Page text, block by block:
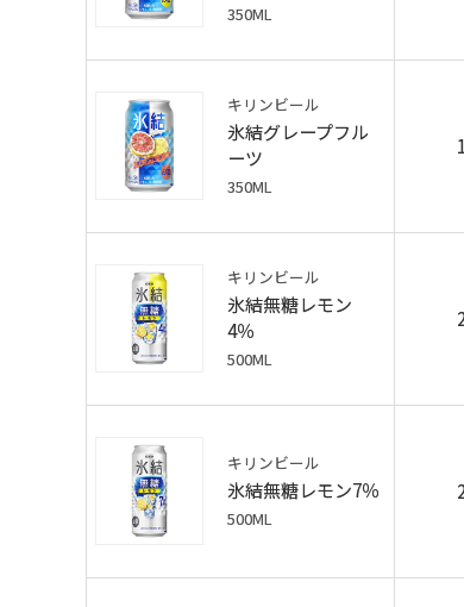
350ML
キリンビール
氷結グレープフル
ーツ
350ML
キリンビール
氷結無糖レモン
4％
500ML
キリンビール
氷結無糖レモン7％
500ML